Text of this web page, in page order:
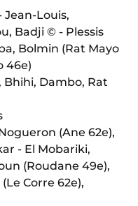
Jean-Louis,
Badji © - Plessis
Bolmin (Rat Mayo
46e)
Bhihi, Dambo, Rat
(Ane 62e),
- El Mobariki,
(Roudane 49e),
Corre 62e),